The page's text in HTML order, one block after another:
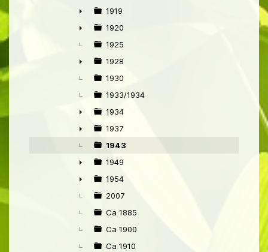
►
1919
►
1920
1925
►
1928
1930
1933/1934
►
1934
►
1937
1943
►
1949
►
1954
2007
Ca 1885
Ca 1900
Ca 1910